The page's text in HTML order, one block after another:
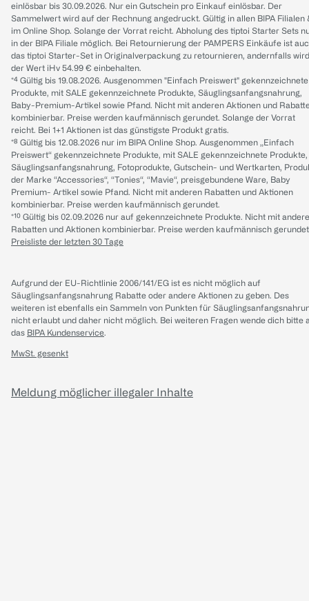
einlösbar bis 30.09.2026. Nur ein Gutschein pro Einkauf einlösbar. Der
Sammelwert wird auf der Rechnung angedruckt. Gültig in allen BIPA Filialen
im Online Shop. Solange der Vorrat reicht. Abholung des tiptoi Starter Sets
in der BIPA Filiale möglich. Bei Retournierung der PAMPERS Einkäufe ist
das tiptoi Starter-Set in Originalverpackung zu retournieren, andernfalls wird
der Wert iHv 54.99 € einbehalten.
*⁴ Gültig bis 19.08.2026. Ausgenommen "Einfach Preiswert" gekennzeichnete
Produkte, mit SALE gekennzeichnete Produkte, Säuglingsanfangsnahrung,
Baby-Premium-Artikel sowie Pfand. Nicht mit anderen Aktionen und
kombinierbar. Preise werden kaufmännisch gerundet. Solange der Vorrat
reicht. Bei 1+1 Aktionen ist das günstigste Produkt gratis.
*⁸ Gültig bis 12.08.2026 nur im BIPA Online Shop. Ausgenommen „Einfach
Preiswert“ gekennzeichnete Produkte, mit SALE gekennzeichnete Produkte,
Säuglingsanfangsnahrung, Fotoprodukte, Gutschein- und Wertkarten,
der Marke “Accessories“, “Tonies“, “Mavie“, preisgebundene Ware, Baby
Premium- Artikel sowie Pfand. Nicht mit anderen Rabatten und Aktionen
kombinierbar. Preise werden kaufmännisch gerundet.
*¹⁰ Gültig bis 02.09.2026 nur auf gekennzeichnete Produkte. Nicht mit
Rabatten und Aktionen kombinierbar. Preise werden kaufmännisch
Preisliste der letzten 30 Tage
Aufgrund der EU-Richtlinie 2006/141/EG ist es nicht möglich auf
Säuglingsanfangsnahrung Rabatte oder andere Aktionen zu geben. Des
weiteren ist ebenfalls ein Sammeln von Punkten für
nicht erlaubt und daher nicht möglich. Bei weiteren Fragen wende dich bitte
das BIPA Kundenservice.
MwSt. gesenkt
Meldung möglicher illegaler Inhalte